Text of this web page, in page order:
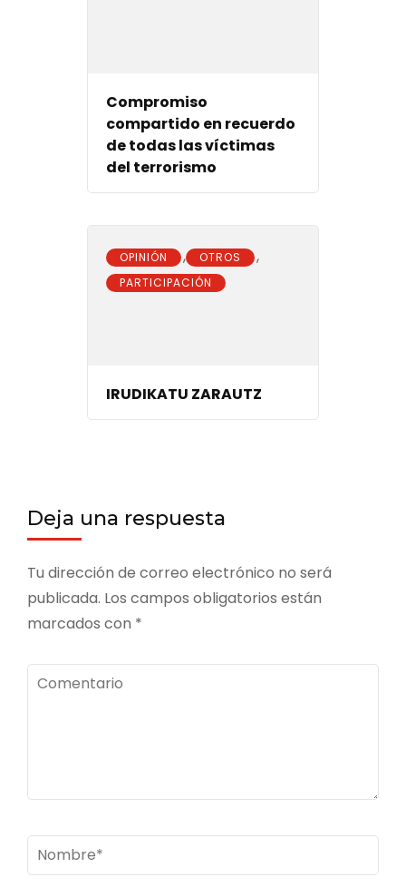
Compromiso
compartido en recuerdo
de todas las víctimas
del terrorismo
OPINIÓN , OTROS ,
PARTICIPACIÓN
IRUDIKATU ZARAUTZ
Deja una respuesta
Tu dirección de correo electrónico no será
publicada. Los campos obligatorios están
marcados con *
Comentario
Nombre*